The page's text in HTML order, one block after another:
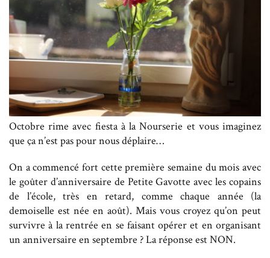
Octobre rime avec fiesta à la Nourserie et vous imaginez
que ça n’est pas pour nous déplaire…
On a commencé fort cette première semaine du mois avec
le goûter d’anniversaire de Petite Gavotte avec les copains
de l’école, très en retard, comme chaque année (la
demoiselle est née en août). Mais vous croyez qu’on peut
survivre à la rentrée en se faisant opérer et en organisant
un anniversaire en septembre ? La réponse est NON.